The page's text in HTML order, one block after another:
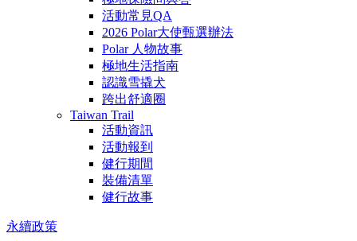
活動常見QA
2026 Polar大使甄選辦法
Polar 人物故事
極地生活指南
認識雪撬犬
跨出舒適圈
Taiwan Trail
活動資訊
活動報到
健行期間
裝備清單
健行故事
永續政策